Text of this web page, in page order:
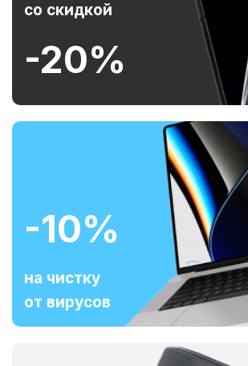
со скидкой
-20%
-10%
на чистку
от вирусов